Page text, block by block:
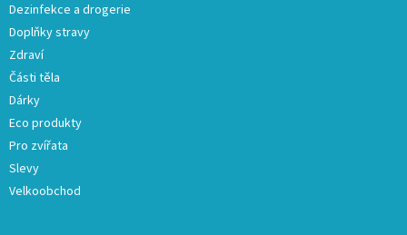
Dezinfekce a drogerie
Doplňky stravy
Zdraví
Části těla
Dárky
Eco produkty
Pro zvířata
Slevy
Velkoobchod